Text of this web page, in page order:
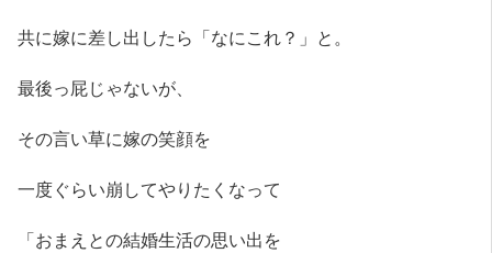
共に嫁に差し出したら「なにこれ？」と。
最後っ屁じゃないが、
その言い草に嫁の笑顔を
一度ぐらい崩してやりたくなって
「おまえとの結婚生活の思い出を